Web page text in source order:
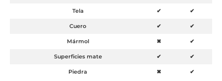
Tela ✔ ✔
Cuero ✔ ✔
Mármol ✖ ✔
Superficies mate ✔ ✔
Piedra ✖ ✔